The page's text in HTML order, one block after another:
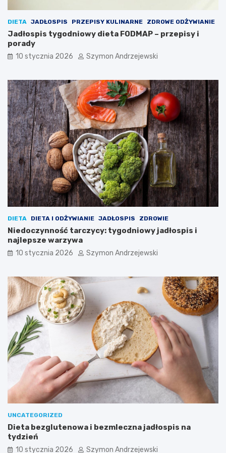
m
a
i
c
a
ż
d
e
d
a
n
i
e
i
s
k
u
c
z
n
i
e
?
DIETA JADŁOSPIS PRZEPISY KULINARNE ZDROWE ODŻYWIANIE
Jadłospis tygodniowy dieta FODMAP – przepisy i
porady
10 stycznia 2026 Szymon Andrzejewski
DIETA DIETA I ODŻYWIANIE JADŁOSPIS ZDROWIE
Niedoczynność tarczycy: tygodniowy jadłospis i
najlepsze warzywa
10 stycznia 2026 Szymon Andrzejewski
UNCATEGORIZED
Dieta bezglutenowa i bezmleczna jadłospis na
tydzień
10 stycznia 2026 Szymon Andrzejewski